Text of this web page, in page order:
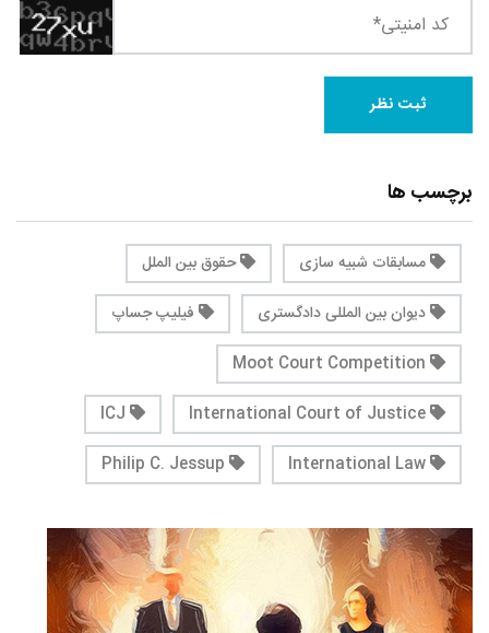
برچسب ها
مسابقات شبیه سازی
حقوق بین الملل
دیوان بین المللی دادگستری
فیلیپ جساپ